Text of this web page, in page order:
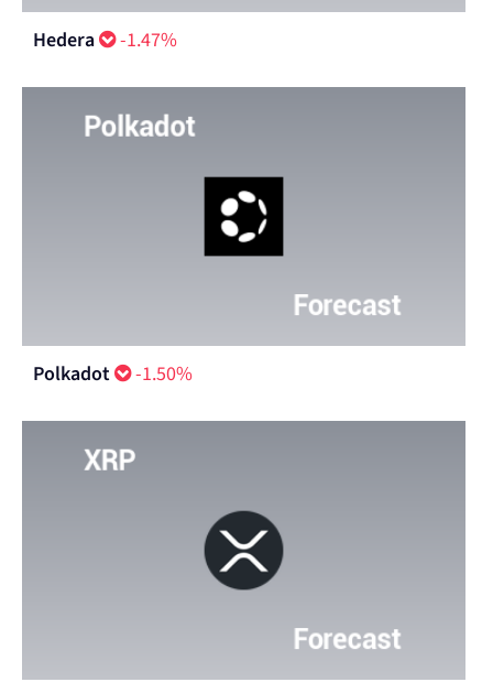
Hedera -1.47%
Polkadot -1.50%